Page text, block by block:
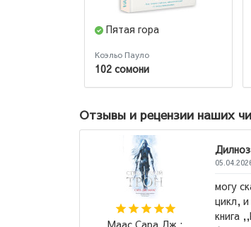
Пятая гора
Коэльо Пауло
102 сомони
Отзывы и рецензии наших
могу сказать,
цикл, и я
книга